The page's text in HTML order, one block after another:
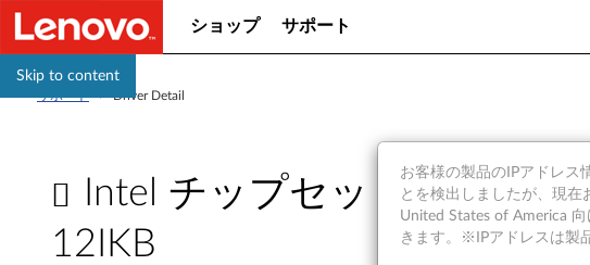
Skip to content
ショップ サポート
サポート >Driver Detail
Intel チップセット ドライ
12IKB
お客様の製品のIPアドレス
とを検出しましたが、現在
United States of America
きます。※IPアドレスは製